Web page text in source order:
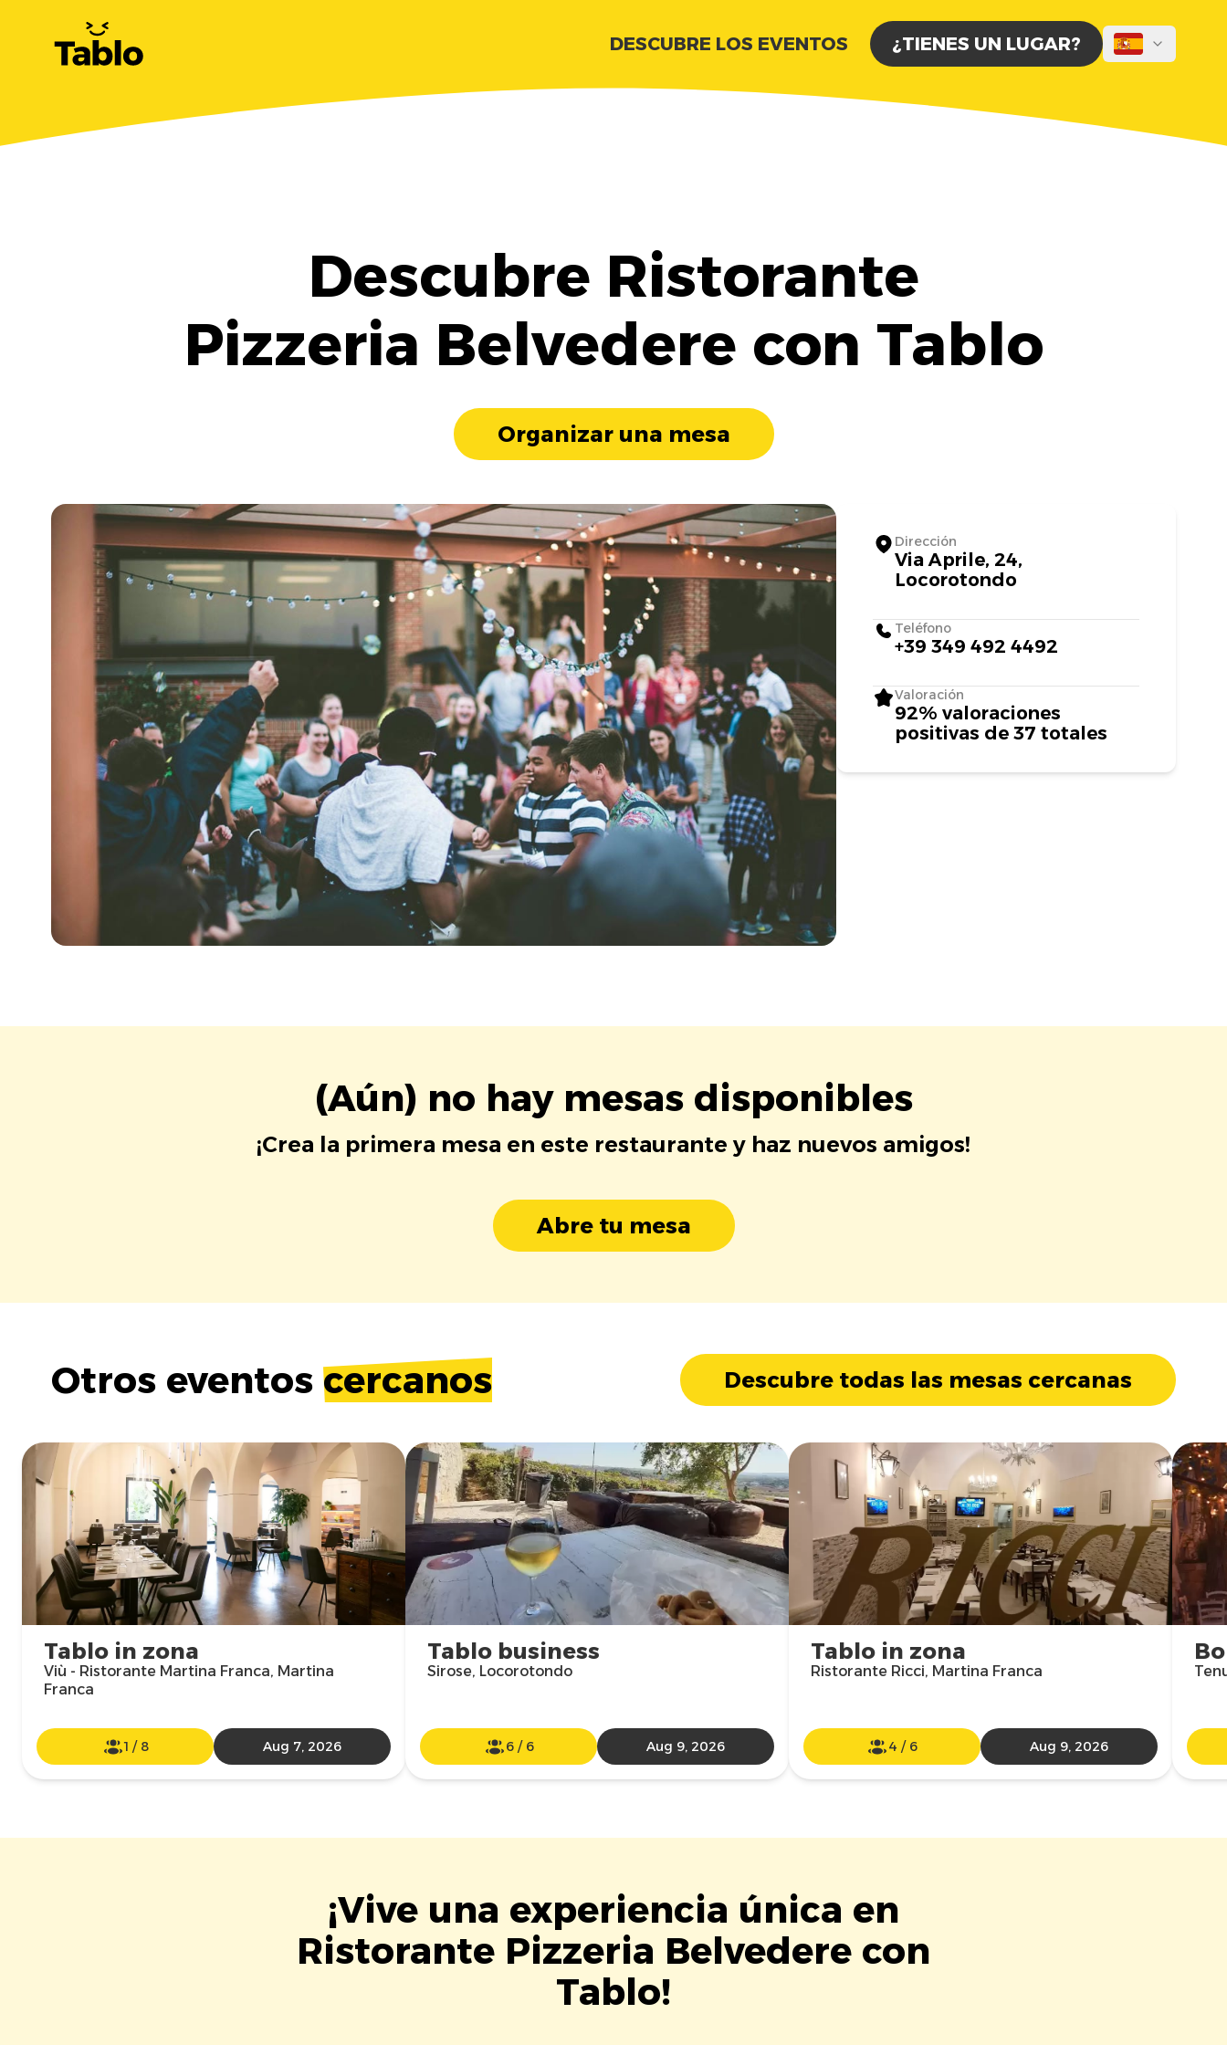
DESCUBRE LOS EVENTOS ¿TIENES UN LUGAR?
Descubre Ristorante
Pizzeria Belvedere con Tablo
Organizar una mesa
Dirección
Via Aprile, 24,
Locorotondo
Teléfono
+39 349 492 4492
Valoración
92% valoraciones
positivas de 37 totales
(Aún) no hay mesas disponibles
¡Crea la primera mesa en este restaurante y haz nuevos amigos!
Abre tu mesa
Otros eventos cercanos Descubre todas las mesas cercanas
Tablo in zona
Viù - Ristorante Martina Franca, Martina
Franca
1 / 8 Aug 7, 2026
Tablo business
Sirose, Locorotondo
6/ 6 Aug 9, 2026
Tablo in zona
Ristorante Ricci, Martina Franca
4 / 6 Aug 9, 2026
¡Vive una experiencia única en
Ristorante Pizzeria Belvedere con
Tablo!